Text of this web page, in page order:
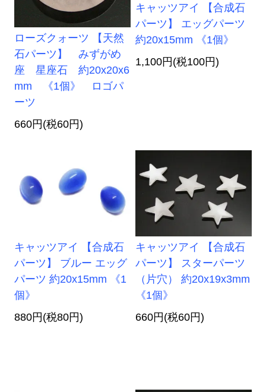
ローズクォーツ 【天然
石パーツ】 みずがめ
座 星座石 約20x20x6
mm 《1個》 ロゴパ
ーツ
660円(税60円)
キャッツアイ 【合成石
パーツ】 エッグパーツ
約20x15mm 《1個》
1,100円(税100円)
キャッツアイ 【合成石
パーツ】 ブルー エッグ
パーツ 約20x15mm 《1
個》
880円(税80円)
キャッツアイ 【合成石
パーツ】 スターパーツ
（片穴） 約20x19x3mm
《1個》
660円(税60円)